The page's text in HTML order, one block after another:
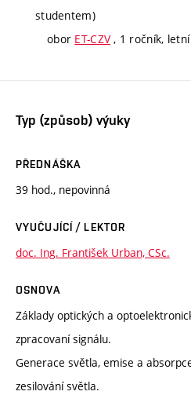
studentem)
obor ET-CZV , 1 ročník,
Typ (způsob) výuky
PŘEDNÁŠKA
39 hod., nepovinná
VYUČUJÍCÍ / LEKTOR
doc. Ing. František Urban, CSc.
OSNOVA
Základy optických a
zpracovaní signálu.
Generace světla, emise a
zesilování světla.